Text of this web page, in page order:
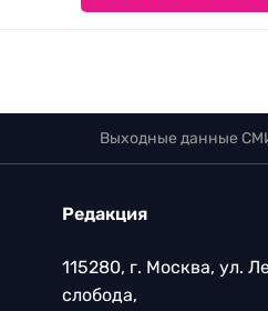
Выходные данные
Редакция
115280, г. Москва, ул.
слобода,